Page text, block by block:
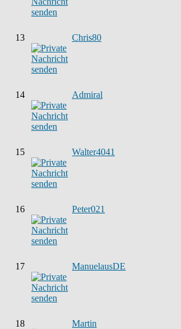
13 Chris80
14 Admiral
15 Walter4041
16 Peter021
17 ManuelausDE
18 Martin